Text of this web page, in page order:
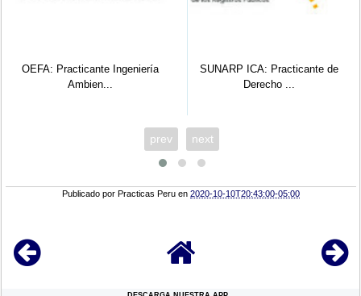
OEFA: Practicante Ingeniería
Ambien...
SUNARP ICA: Practicante de
Derecho ...
prev next
Publicado por Practicas Peru en2020-10-10T20:43:00-05:00